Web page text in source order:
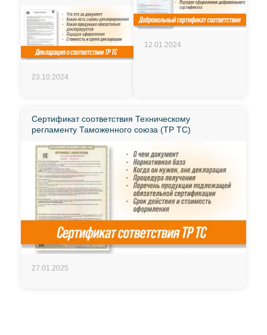
23.10.2024
12.01.2024
Сертификат соответствия Техническому
регламенту Таможенного союза (ТР ТС)
27.01.2025